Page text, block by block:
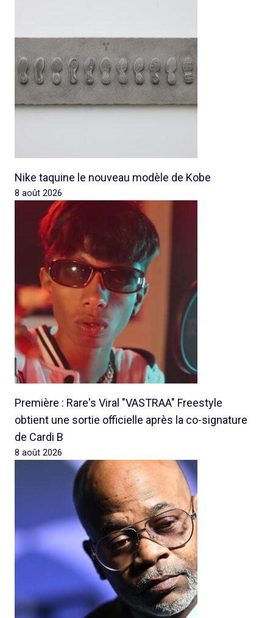
Nike taquine le nouveau modèle de Kobe
8 août 2026
Première : Rare's Viral "VASTRAA" Freestyle
obtient une sortie officielle après la co-signature
de Cardi B
8 août 2026